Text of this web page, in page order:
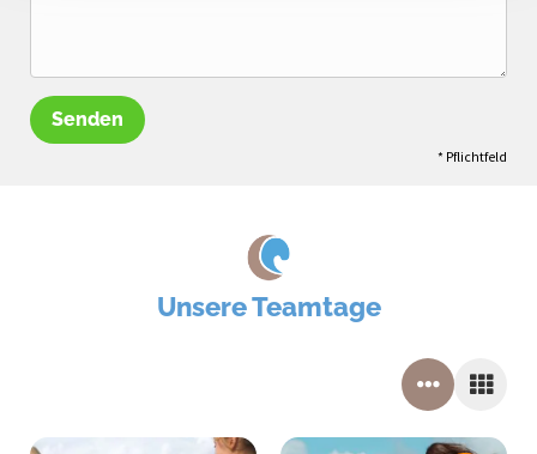
Senden
* Pflichtfeld
Unsere Teamtage